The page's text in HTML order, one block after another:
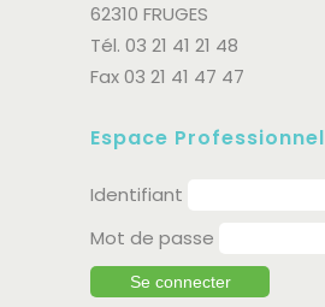
62310 FRUGES
Tél. 03 21 41 21 48
Fax 03 21 41 47 47
Espace Professionnel
Identifiant
Mot de passe